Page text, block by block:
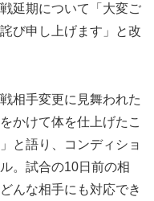
延期について「大変ご
び申し上げます」と改
相手変更に見舞われた
かけて体を仕上げたこ
と語り、コンディショ
。試合の10日前の相
んな相手にも対応でき